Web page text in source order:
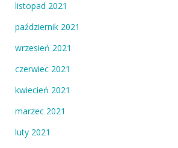
listopad 2021
październik 2021
wrzesień 2021
czerwiec 2021
kwiecień 2021
marzec 2021
luty 2021